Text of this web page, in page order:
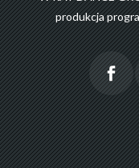
produkcja